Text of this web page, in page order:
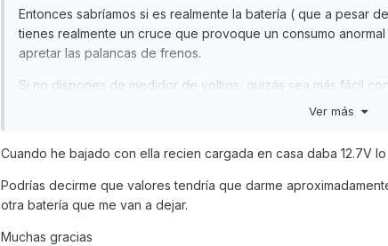
Entonces sabríamos si es realmente la batería ( que a pesar
tienes realmente un cruce que provoque un consumo
apretar las palancas de frenos.
Si no dispones de medidor de voltios, quizás sea más fácil
batería de un coche, y probar si hace lo mismo o arranca.
Ver más
Cuando he bajado con ella recien cargada en casa daba 12.7V
Podrías decirme que valores tendría que darme
otra batería que me van a dejar.
Muchas gracias